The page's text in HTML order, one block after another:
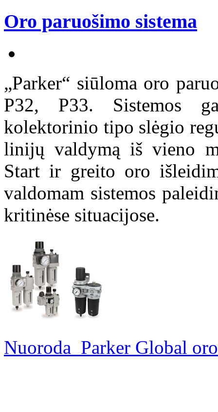
Oro paruošimo sistema
„Parker“ siūloma oro
P32, P33. Sistemos
kolektorinio tipo slėgio
linijų valdymą iš vieno
Start ir greito oro
valdomam sistemos
kritinėse situacijose.
Nuoroda_Parker Global